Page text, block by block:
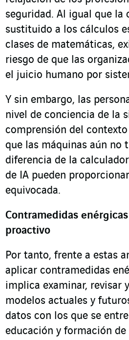
seguridad. Al igual que la
sustituido a los cálculos
clases de matemáticas,
riesgo de que las
el juicio humano por
Y sin embargo, las
nivel de conciencia de la
comprensión del
que las máquinas aún no
diferencia de la
de IA pueden
equivocada.
Contramedidas
proactivo
Por tanto, frente a estas
aplicar contramedidas
implica examinar, revisar
modelos actuales y
datos con los que se
educación y formación